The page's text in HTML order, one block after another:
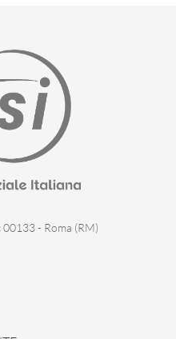
00133 - Roma (RM)